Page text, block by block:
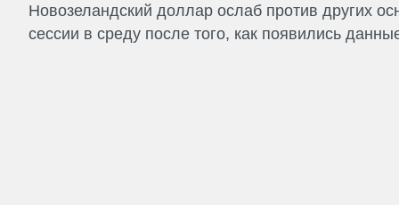
Новозеландский доллар ослаб против других
сессии в среду после того, как появились